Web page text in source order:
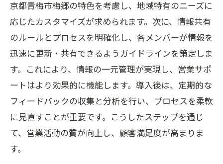
京都青梅市梅郷の特色を考慮し、地域特有のニーズに
応じたカスタマイズが求められます。次に、情報共有
のルールとプロセスを明確化し、各メンバーが情報を
迅速に更新・共有できるようガイドラインを策定しま
す。これにより、情報の一元管理が実現し、営業サポ
ートはより効果的に機能します。導入後は、定期的な
フィードバックの収集と分析を行い、プロセスを柔軟
に見直すことが重要です。こうしたステップを通じ
て、営業活動の質が向上し、顧客満足度が高まりま
す。